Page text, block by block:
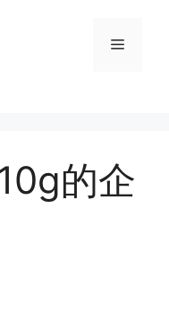
Menu
的企